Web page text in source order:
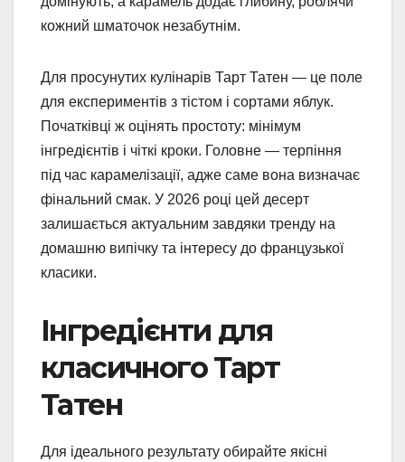
кожний шматочок незабутнім.
Для просунутих кулінарів Тарт Татен — це поле
для експериментів з тістом і сортами яблук.
Початківці ж оцінять простоту: мінімум
інгредієнтів і чіткі кроки. Головне — терпіння
під час карамелізації, адже саме вона визначає
фінальний смак. У 2026 році цей десерт
залишається актуальним завдяки тренду на
домашню випічку та інтересу до французької
класики.
Інгредієнти для
класичного Тарт
Татен
Для ідеального результату обирайте якісні